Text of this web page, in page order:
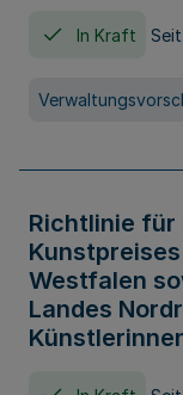
In Kraft
Richtlinie für
Westfalen
Landes